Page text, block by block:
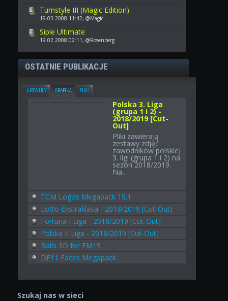
Turnstyle III (Magic Edition)
19.03.2008 11:42, @Magic
Siple Ultimate
19.02.2008 02:11, @Rosenberg
OSTATNIE PUBLIKACJE
ARTYKUŁY GRAFIKA PLIKI
Polska 3. Liga
(grupa 1 i 2) -
2018/2019 [Cut-
Out]
Pliki zawierają
zestawy zdjęć
zawodników polskiej
3. ligi (grupa 1 i 2) na
sezon 2018/2019.
Na...
TCM Logos Megapack 19.1
Lotto Ekstraklasa - 2018/2019 [Cut-Out]
Fortuna I Liga - 2018/2019 [Cut-Out]
Polska II Liga - 2018/2019 [Cut-Out]
Balls 3D for FM19
DF11 Faces Megapack
Szukaj nas w sieci